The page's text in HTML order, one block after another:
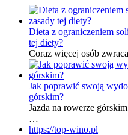
Dieta z ograniczeniem
tej diety?
Coraz więcej osób
Jak poprawić swoją
górskim?
Jazda na rowerze
…
https://top-wino.pl